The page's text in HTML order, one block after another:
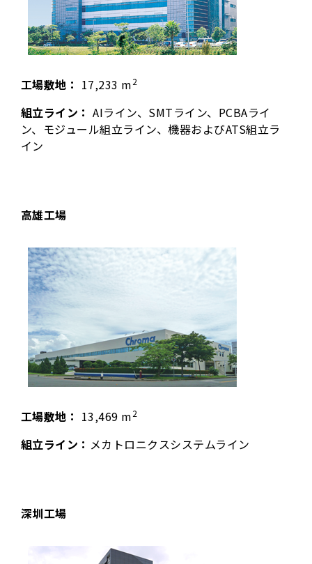
工場敷地： 17,233 m2
組立ライン：AIライン、SMTライン、PCBAライ
ン、モジュール組立ライン、機器およびATS組立ラ
イン
高雄工場
工場敷地： 13,469 m2
組立ライン： メカトロニクスシステムライン
深圳工場